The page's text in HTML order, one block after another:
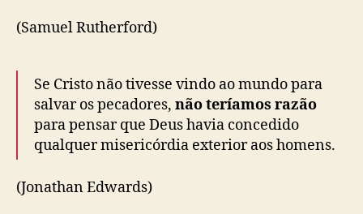
(Samuel Rutherford)
Se Cristo não tivesse vindo ao mundo para
salvar os pecadores, não teríamos razão
para pensar que Deus havia concedido
qualquer misericórdia exterior aos homens.
(Jonathan Edwards)